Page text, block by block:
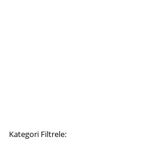
Kategori Filtrele: